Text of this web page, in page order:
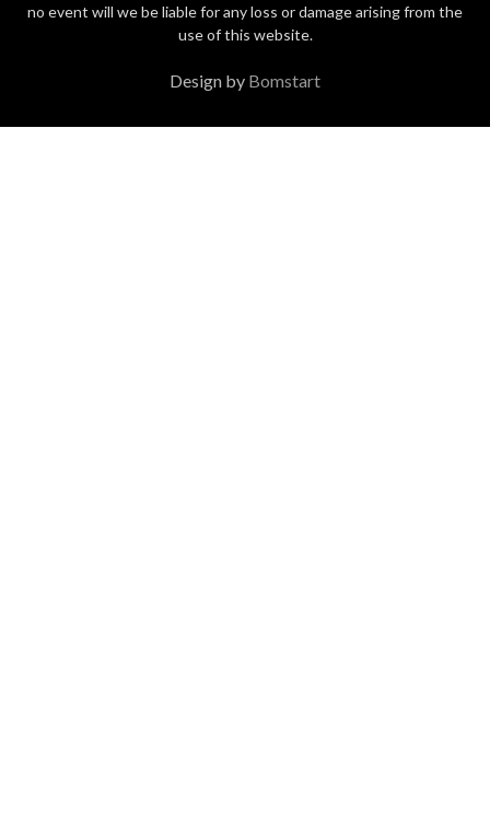
no event will we be liable for any loss or damage arising from the
use of this website.
Design by Bomstart